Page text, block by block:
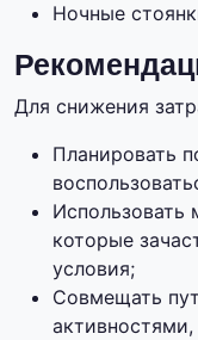
Ночные
Для снижения
Планировать
Использовать
которые
условия;
Совмещать